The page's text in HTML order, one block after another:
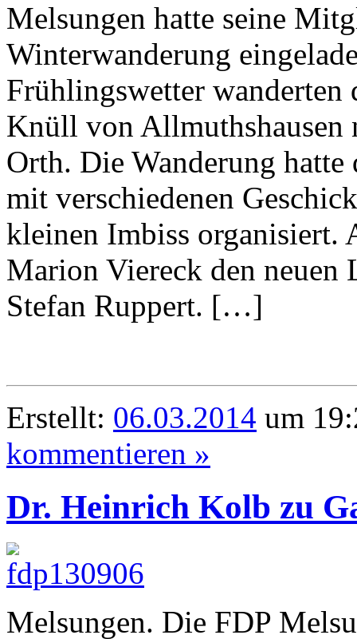
Melsungen hatte seine
Winterwanderung
Frühlingswetter
Knüll von Allmuthshausen
Orth. Die Wanderung
mit verschiedenen
kleinen Imbiss organisiert.
Marion Viereck den neuen
Stefan Ruppert. […]
Erstellt: 06.03.2014 um
kommentieren »
Dr. Heinrich Kolb zu
Melsungen. Die FDP